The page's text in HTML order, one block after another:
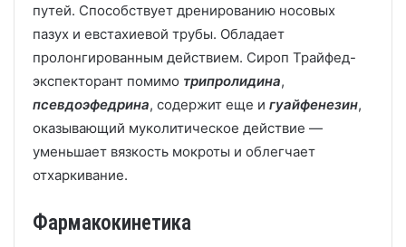
путей. Способствует дренированию носовых
пазух и евстахиевой трубы. Обладает
пролонгированным действием. Сироп Трайфед-
экспекторант помимо трипролидина,
псевдоэфедрина, содержит еще и гуайфенезин,
оказывающий муколитическое действие —
уменьшает вязкость мокроты и облегчает
отхаркивание.
Фармакокинетика